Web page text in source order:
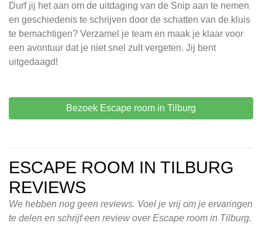
Durf jij het aan om de uitdaging van de Snip aan te nemen
en geschiedenis te schrijven door de schatten van de kluis
te bemachtigen? Verzamel je team en maak je klaar voor
een avontuur dat je niet snel zult vergeten. Jij bent
uitgedaagd!
Bezoek Escape room in Tilburg
ESCAPE ROOM IN TILBURG
REVIEWS
We hebben nog geen reviews. Voel je vrij om je ervaringen
te delen en schrijf een review over Escape room in Tilburg.